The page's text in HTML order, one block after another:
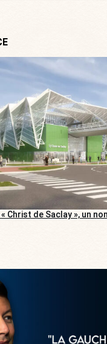
Christ de Saclay », un